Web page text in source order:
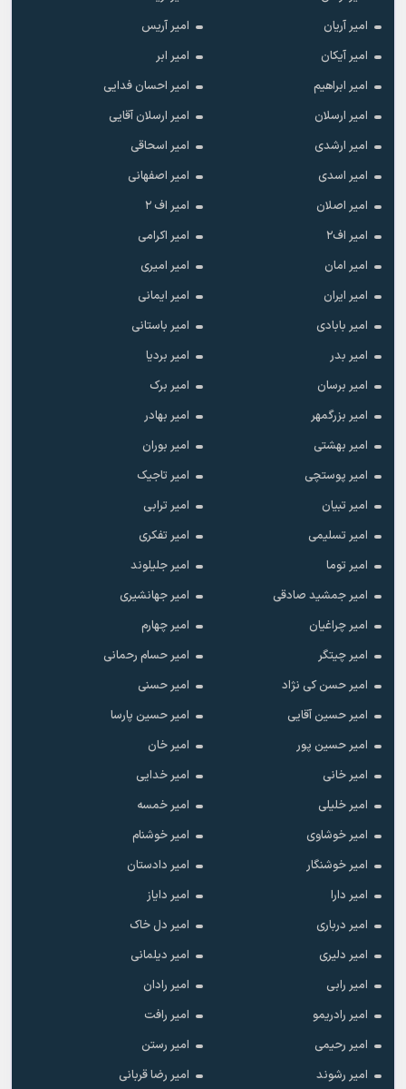
امیر آریان
امیر آریس
امیر آیکان
امیر ابر
امیر ابراهیم
امیر احسان فدایی
امیر ارسلان
امیر ارسلان آقایی
امیر ارشدی
امیر اسحاقی
امیر اسدی
امیر اصفهانی
امیر اصلان
امیر اف ۲
امیر اف۲
امیر اکرامی
امیر امان
امیر امیری
امیر ایران
امیر ایمانی
امیر بابادی
امیر باستانی
امیر بدر
امیر بردیا
امیر برسان
امیر برک
امیر بزرگمهر
امیر بهادر
امیر بهشتی
امیر بوران
امیر پوستچی
امیر تاجیک
امیر تبیان
امیر ترابی
امیر تسلیمی
امیر تفکری
امیر توما
امیر جلیلوند
امیر جمشید صادقی
امیر جهانشیری
امیر چراغیان
امیر چهارم
امیر چیتگر
امیر حسام رحمانی
امیر حسن کی نژاد
امیر حسنی
امیر حسین آقایی
امیر حسین پارسا
امیر حسین پور
امیر خان
امیر خانی
امیر خدایی
امیر خلیلی
امیر خمسه
امیر خوشاوی
امیر خوشنام
امیر خوشنگار
امیر دادستان
امیر دارا
امیر دایاز
امیر درباری
امیر دل خاک
امیر دلیری
امیر دیلمانی
امیر رابی
امیر رادان
امیر رادریمو
امیر رافت
امیر رحیمی
امیر رستن
امیر رشوند
امیر رضا قربانی